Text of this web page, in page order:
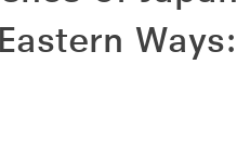
Ways: